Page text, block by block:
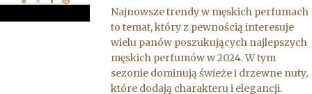
Najnowsze trendy w męskich perfumach
to temat, który z pewnością interesuje
wielu panów poszukujących najlepszych
męskich perfumów w 2024. W tym
sezonie dominują świeże i drzewne nuty,
które dodają charakteru i elegancji.